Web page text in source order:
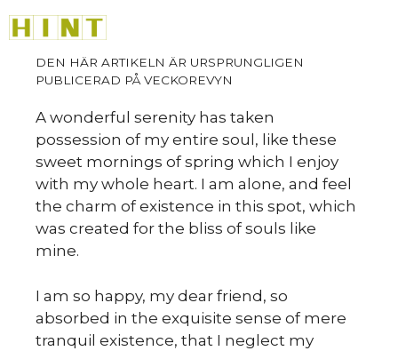
till
innehåll
A wonderful serenity has taken
possession of my entire soul, like these
sweet mornings of spring which I enjoy
with my whole heart. I am alone, and feel
the charm of existence in this spot, which
was created for the bliss of souls like
mine.
I am so happy, my dear friend, so
absorbed in the exquisite sense of mere
tranquil existence, that I neglect my
Så